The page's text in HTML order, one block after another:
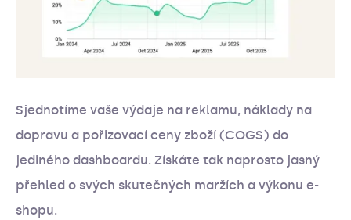
Sjednotíme vaše výdaje na reklamu, náklady na
dopravu a pořizovací ceny zboží (COGS) do
jediného dashboardu. Získáte tak naprosto jasný
přehled o svých skutečných maržích a výkonu e-
shopu.